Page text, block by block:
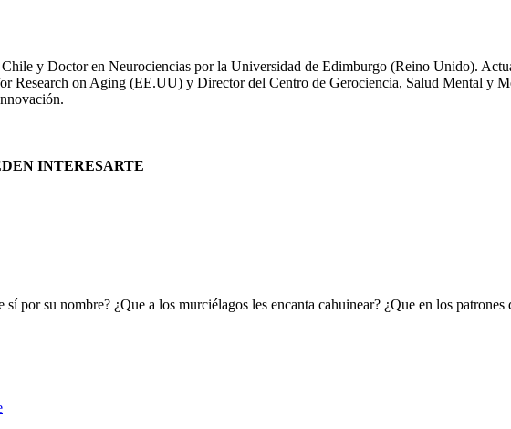
y Doctor en Neurociencias por la Universidad de Edimburgo (Reino Unido).
Research on Aging (EE.UU) y Director del Centro de Gerociencia, Salud Mental y
INTERESARTE
sí por su nombre? ¿Que a los murciélagos les encanta cahuinear? ¿Que en los